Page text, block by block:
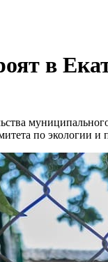
в
по экологии